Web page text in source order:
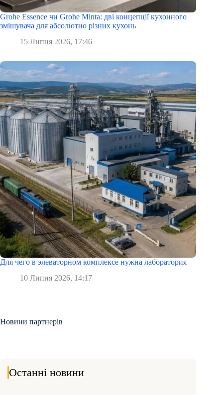
Grohe Essence чи Grohe Minta: дві концепції кухонного
змішувача для абсолютно різних кухонь
15 Липня 2026, 17:46
Для чего в элеваторном комплексе нужна лаборатория
10 Липня 2026, 14:17
Новини партнерів
Останні новини